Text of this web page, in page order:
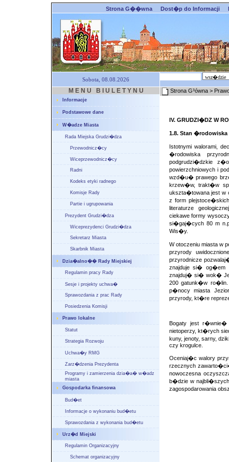
Strona G��wna Dost�p do Informacji
Sobota, 08.08.2026
M E N U B I U L E T Y N U
Informacje
Podstawowe dane
W�adze Miasta
Rada Miejska Grudzi�dza
Przewodnicz�cy
Wiceprzewodnicz�cy
Radni
Kodeks etyki radnego
Komisje Rady
Partie i ugrupowania
Prezydent Grudzi�dza
Wiceprezydenci Grudzi�dza
Sekretarz Miasta
Skarbnik Miasta
Dzia�alno�� Rady Miejskiej
Regulamin pracy Rady
Sesje i projekty uchwa�
Sprawozdania z prac Rady
Posiedzenia Komisji
Prawo lokalne
Statut
Strategia Rozwoju
Uchwa�y RMG
Zarz�dzenia Prezydenta
Programy i zamierzenia dzia�a� w�adz
miasta
Gospodarka finansowa
Bud�et
Informacje o wykonaniu bud�etu
Sprawozdania z wykonania bud�etu
Urz�d Miejski
Regulamin Organizacyjny
Schemat organizacyjny
Strona G³ówna >
IV. GRUDZI�DZ W
1.8. Stan
Istotnymi walorami,
�rodowiska
podgrudzi�dzkie
powierzchniowych i
wzd�u� prawego
krzew�w, trakt�w
ukszta�towana jest
z form
literaturze
ciekawe formy
si�gaj�cych 80 m
Wis�y.
W otoczeniu miasta w
przyrody
przyrodnicze
znajduje si� og�em
znajduj� si� wok�
200 gatunk�w
p�nocy miasta
przyrody, kt�re
Bogaty jest r�wnie�
nietoperzy, kt�rych
kuny, jenoty, sarny,
czy krogulce.
Oceniaj�c walory
rzecznych
nowoczesna
b�dzie w
zagospodarowania